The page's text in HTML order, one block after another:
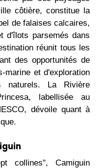
côtière, constitue la
de falaises calcaires,
d'îlots parsemés dans
réunit tous les
des opportunités de
marine et d'exploration
La Rivière
labellisée au
dévoile quant à
collines", Camiguin